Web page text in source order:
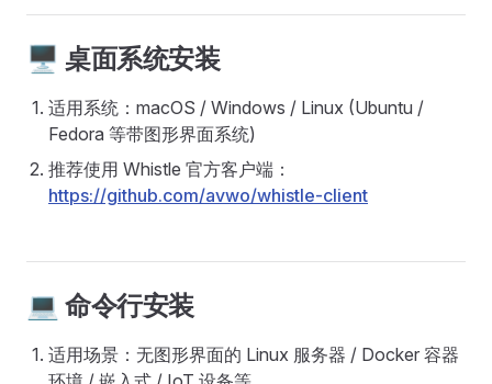
🖥️ 桌面系统安装
适用系统：macOS / Windows / Linux (Ubuntu /
Fedora 等带图形界面系统)
推荐使用 Whistle 官方客户端：
https://github.com/avwo/whistle-client
💻 命令行安装
适用场景：无图形界面的 Linux 服务器 / Docker 容器